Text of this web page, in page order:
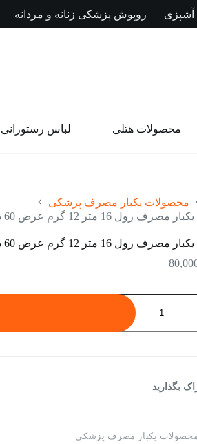
آشپزی روپوش پزشکی زنانه و مردانه
محصولات هتلی لباس رستورانی
محصولات یکبار مصرف پزشکی
رول 16 متر 12 گرم عرض 60 یکبار مصرف سفید
رول 16 متر 12 گرم عرض 60 یکبار مصرف سفید
بگذارید
محصولات یکبار مصرف پزشکی